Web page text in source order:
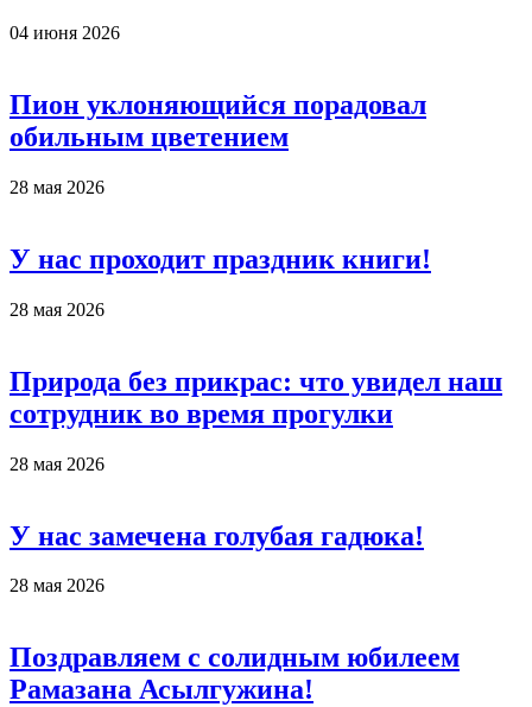
04 июня 2026
Пион уклоняющийся порадовал
обильным цветением
28 мая 2026
У нас проходит праздник книги!
28 мая 2026
Природа без прикрас: что увидел наш
сотрудник во время прогулки
28 мая 2026
У нас замечена голубая гадюка!
28 мая 2026
Поздравляем с солидным юбилеем
Рамазана Асылгужина!